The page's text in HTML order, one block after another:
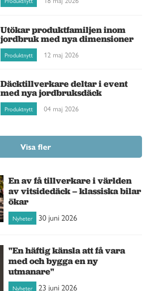
Utökar produktfamiljen inom
jordbruk med nya dimensioner
Produktnytt 12 maj 2026
Däcktillverkare deltar i event
med nya jordbruksdäck
Produktnytt 04 maj 2026
Visa fler
En av få tillverkare i världen
av vitsidedäck – klassiska bilar
ökar
Nyheter 30 juni 2026
"En häftig känsla att få vara
med och bygga en ny
utmanare"
Nyheter 23 juni 2026